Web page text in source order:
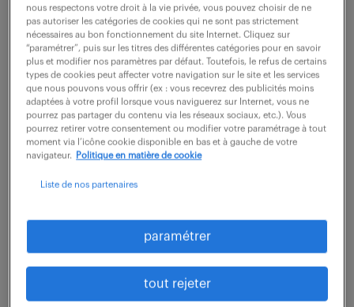
recevez chaque semaine par mail les offres qui
correspondent à votre dernière recherche.
créer une alerte
votre CV !
Boostez votre visibilité auprès de nos recruteurs
en postulant par candidature spontanée.
nous respectons votre droit à la vie privée, vous pouvez choisir de ne
pas autoriser les catégories de cookies qui ne sont pas strictement
nécessaires au bon fonctionnement du site Internet. Cliquez sur
“paramétrer”, puis sur les titres des différentes catégories pour en savoir
plus et modifier nos paramètres par défaut. Toutefois, le refus de certains
types de cookies peut affecter votre navigation sur le site et les services
que nous pouvons vous offrir (ex : vous recevrez des publicités moins
adaptées à votre profil lorsque vous naviguerez sur Internet, vous ne
pourrez pas partager du contenu via les réseaux sociaux, etc.). Vous
pourrez retirer votre consentement ou modifier votre paramétrage à tout
moment via l’icône cookie disponible en bas et à gauche de votre
navigateur.
Politique en matière de cookie
Liste de nos partenaires
paramétrer
tout rejeter